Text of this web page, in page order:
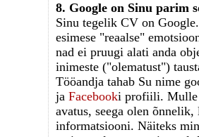
8. Google on Sinu parim
Sinu tegelik CV on
esimese "reaalse"
nad ei pruugi alati anda
inimeste ("olematust")
Tööandja tahab Su nime
ja Facebooki profiili. Mulle
avatus, seega olen
informatsiooni. Näiteks